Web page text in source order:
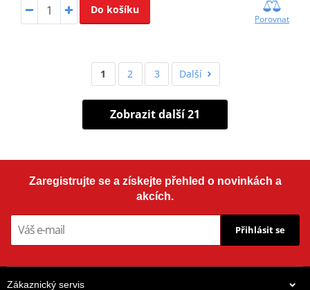
Do košíku
Porovnat
1 2 3 Další
Zobrazit další 21
Zaregistrujte se a získejte přehled o novinkách a
akcích.
Přihlásit se
Zákaznický servis